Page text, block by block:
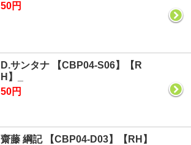
50円
D.サンタナ 【CBP04-S06】【R
H】_
50円
齋藤 綱記 【CBP04-D03】【RH】